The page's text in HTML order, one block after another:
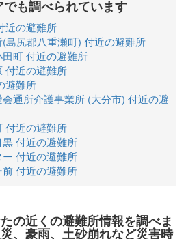
も調べられています
近の避難所
島尻郡八重瀬町) 付近の避難所
町 付近の避難所
付近の避難所
避難所
通所介護事業所 (大分市) 付近の避
付近の避難所
付近の避難所
付近の避難所
付近の避難所
の近くの避難所情報を調べま
、豪雨、土砂崩れなど災害時